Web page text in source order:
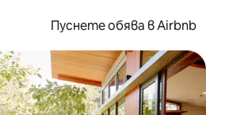
Пуснете обява в Airbnb